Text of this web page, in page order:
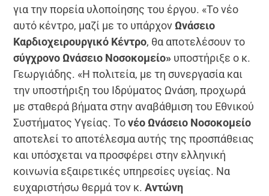
για την πορεία υλοποίησης του έργου. «Το νέο
αυτό κέντρο, μαζί με το υπάρχον Ωνάσειο
Καρδιοχειρουργικό Κέντρο, θα αποτελέσουν το
σύγχρονο Ωνάσειο Νοσοκομείο» υποστήριξε ο κ.
Γεωργιάδης. «Η πολιτεία, με τη συνεργασία και
την υποστήριξη του Ιδρύματος Ωνάση, προχωρά
με σταθερά βήματα στην αναβάθμιση του Εθνικού
Συστήματος Υγείας. Τονέο Ωνάσειο Νοσοκομείο
αποτελεί το αποτέλεσμα αυτής της προσπάθειας
και υπόσχεται να προσφέρει στην ελληνική
κοινωνία εξαιρετικές υπηρεσίες υγείας. Να
ευχαριστήσω θερμά τον κ.Αντώνη